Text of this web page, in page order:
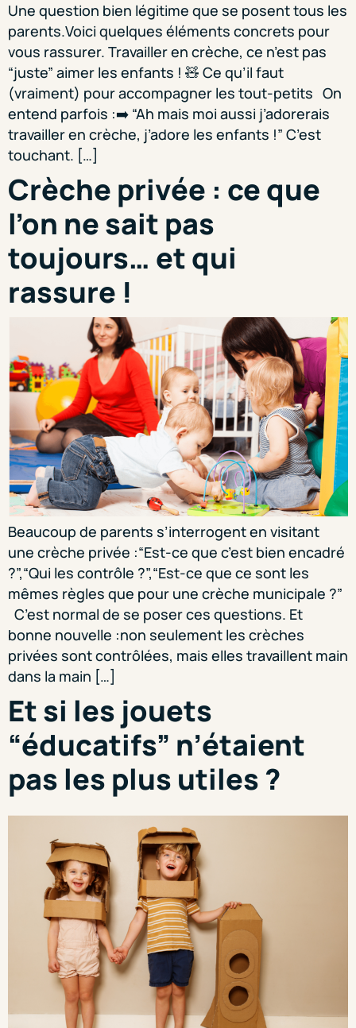
Une question bien légitime que se posent tous les
parents.Voici quelques éléments concrets pour
vous rassurer. Travailler en crèche, ce n’est pas
“juste” aimer les enfants ! 🧸 Ce qu’il faut
(vraiment) pour accompagner les tout-petits On
entend parfois :➡️ “Ah mais moi aussi j’adorerais
travailler en crèche, j’adore les enfants !” C’est
touchant. […]
Crèche privée : ce que
l’on ne sait pas
toujours… et qui
rassure !
Beaucoup de parents s’interrogent en visitant
une crèche privée :“Est-ce que c’est bien encadré
?”,“Qui les contrôle ?”,“Est-ce que ce sont les
mêmes règles que pour une crèche municipale ?”
C’est normal de se poser ces questions. Et
bonne nouvelle :non seulement les crèches
privées sont contrôlées, mais elles travaillent main
dans la main […]
Et si les jouets
“éducatifs” n’étaient
pas les plus utiles ?